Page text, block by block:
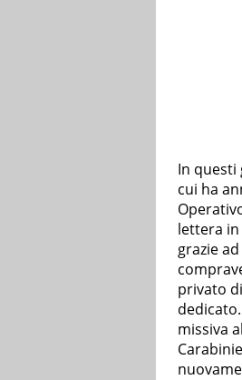
In questi
cui ha
lettera in
grazie
privato
missiva al